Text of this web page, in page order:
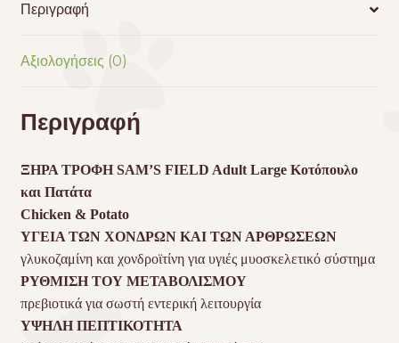
Περιγραφή
Αξιολογήσεις (0)
Περιγραφή
ΞΗΡΑ ΤΡΟΦΗ SAM’S FIELD Adult Large Κοτόπουλο
και Πατάτα
Chicken & Potato
ΥΓΕΙΑ ΤΩΝ ΧΟΝΔΡΩΝ ΚΑΙ ΤΩΝ ΑΡΘΡΩΣΕΩΝ
γλυκοζαμίνη και χονδροϊτίνη για υγιές μυοσκελετικό σύστημα
ΡΥΘΜΙΣΗ ΤΟΥ ΜΕΤΑΒΟΛΙΣΜΟΥ
πρεβιοτικά για σωστή εντερική λειτουργία
ΥΨΗΛΗ ΠΕΠΤΙΚΟΤΗΤΑ